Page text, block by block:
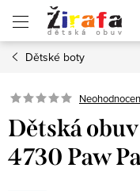
obsah
Dětské boty
Dětská
4730 Paw